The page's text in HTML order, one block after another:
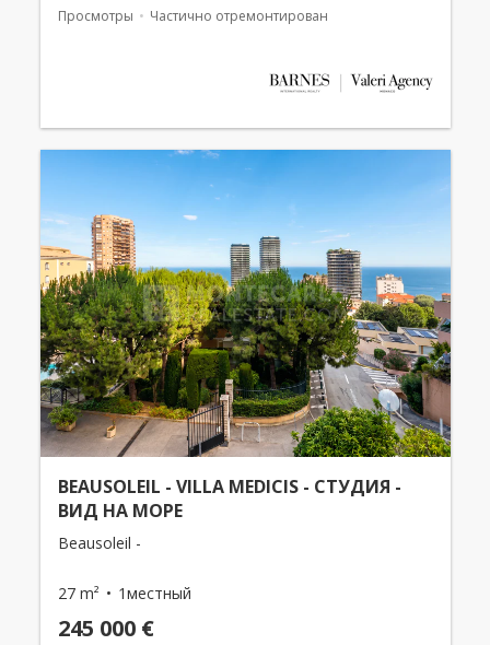
Просмотры Частично отремонтирован
BEAUSOLEIL - VILLA MEDICIS - СТУДИЯ -
ВИД НА МОРЕ
Beausoleil -
27 m² 1местный
245 000 €